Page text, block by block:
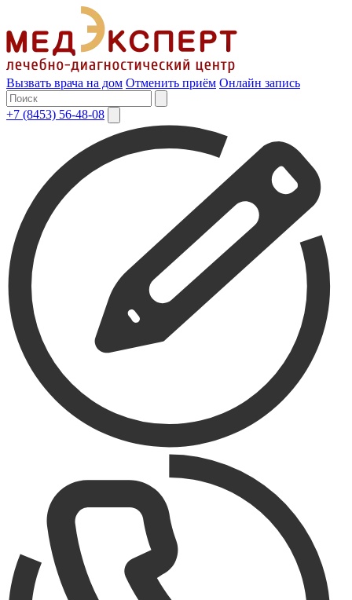
Вызвать врача на дом Отменить приём Онлайн запись
+7 (8453) 56-48-08